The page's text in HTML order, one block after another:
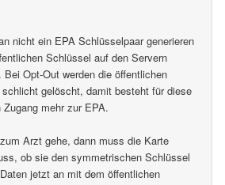
nicht ein EPA Schlüsselpaar generieren
Schlüssel auf den Servern
Bei Opt-Out werden die öffentlichen
gelöscht, damit besteht für diese
Zugang mehr zur EPA.
Arzt gehe, dann muss die Karte
ob sie den symmetrischen Schlüssel
jetzt an mit dem öffentlichen